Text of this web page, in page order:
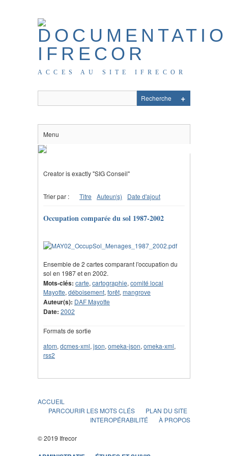
ACCES AU SITE IFRECOR
Menu
Creator is exactly "SIG Conseil"
Trier par : Titre Auteur(s) Date d'ajout
Occupation comparée du sol 1987-2002
Ensemble de 2 cartes comparant l'occupation du
sol en 1987 et en 2002.
Mots-clés: carte, cartographie, comité local
Mayotte, déboisement, forêt, mangrove
Auteur(s): DAF Mayotte
Date: 2002
Formats de sortie
atom, dcmes-xml, json, omeka-json, omeka-xml,
rss2
ACCUEIL
PARCOURIR LES MOTS CLÉS
PLAN DU SITE
INTEROPÉRABILITÉ
À PROPOS
© 2019 Ifrecor